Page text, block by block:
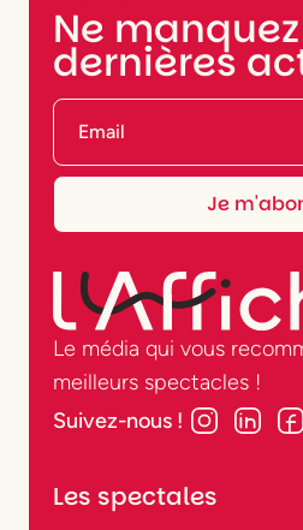
Ne
dernières
Le média qui vous
meilleurs spectacles !
Suivez-nous !
Les spectales